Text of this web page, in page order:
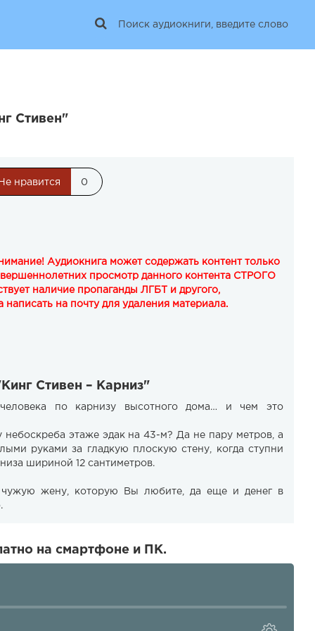
Стивен"
нравится 0
Аудиокнига может содержать контент только
просмотр данного контента СТРОГО
наличие пропаганды ЛГБТ и другого,
на почту для удаления материала.
Стивен – Карниз"
по карнизу высотного дома… и чем это
этаже эдак на 43-м? Да не пару метров, а
руками за гладкую плоскую стену, когда ступни
шириной 12 сантиметров.
жену, которую Вы любите, да еще и денег в
на смартфоне и ПК.